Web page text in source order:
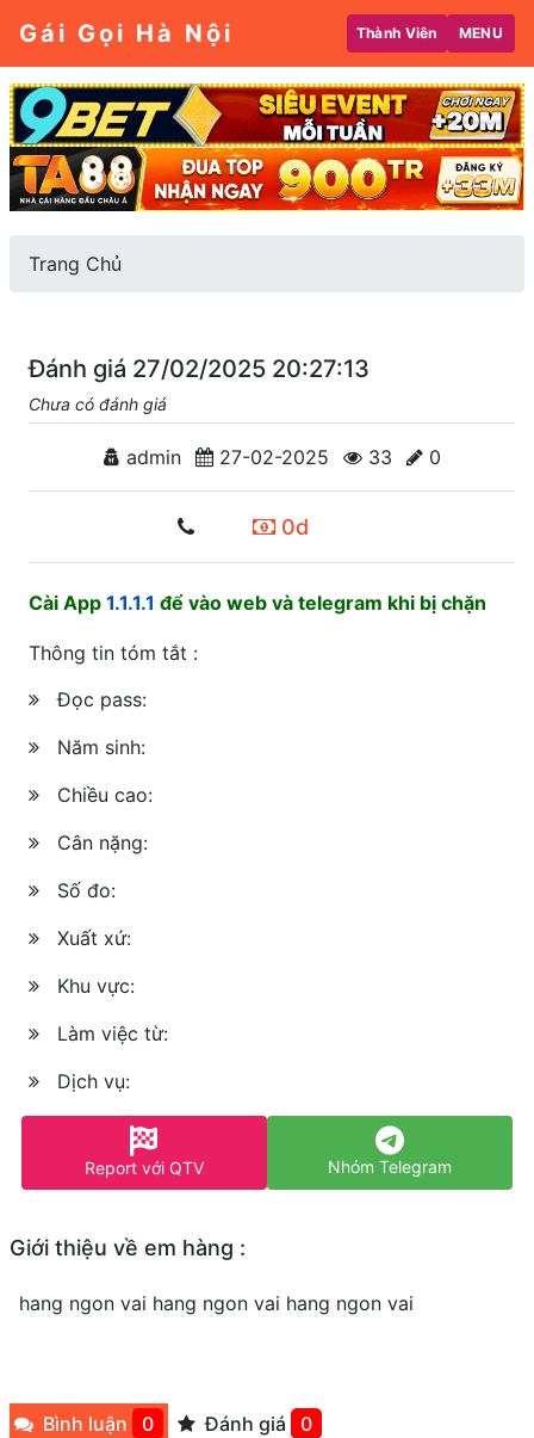
Gái Gọi Hà Nội Thành Viên MENU
Trang Chủ
Đánh giá 27/02/2025 20:27:13
Chưa có đánh giá
admin 27-02-2025 33 0
0d
Cài App 1.1.1.1 để vào web và telegram khi bị chặn
Thông tin tóm tắt :
Đọc pass:
Năm sinh:
Chiều cao:
Cân nặng:
Số đo:
Xuất xứ:
Khu vực:
Làm việc từ:
Dịch vụ:
Report với QTV Nhóm Telegram
Giới thiệu về em hàng :
hang ngon vai hang ngon vai hang ngon vai
Bình luận 0 Đánh giá 0